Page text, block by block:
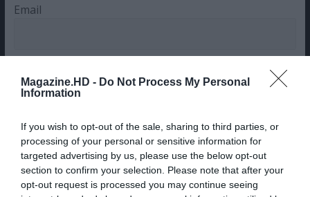
Magazine.HD - Do Not Process My Personal
Information
If you wish to opt-out of the sale, sharing to third parties, or
processing of your personal or sensitive information for
targeted advertising by us, please use the below opt-out
section to confirm your selection. Please note that after your
opt-out request is processed you may continue seeing
Email
para a próxima vez que eu comentar.
Sim, adicione-me à mailing list da Newsletter MHD